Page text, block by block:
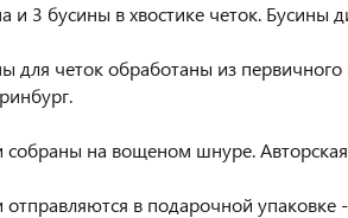
и 3 бусины в хвостике четок. Бусины
для четок обработаны из
собраны на вощеном шнуре.
отправляются в подарочной